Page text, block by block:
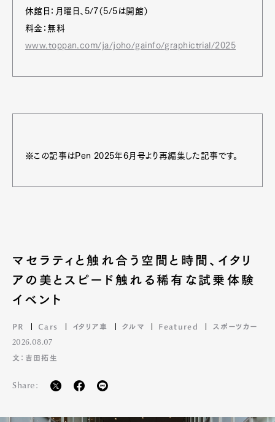
休館日：月曜日、5/7（5/5は開館）
料金：無料
www.toppan.com/ja/joho/gainfo/graphictrial/2025
※この記事はPen 2025年6月号より再編集した記事です。
マセラティと触れ合う空間と時間、イタリ
アの美とスピード触れる稀有な試乗体験
イベント
PR Cars イタリア車 クルマ Featured スポーツカー
2026.08.07
文：吉田拓生
Share: